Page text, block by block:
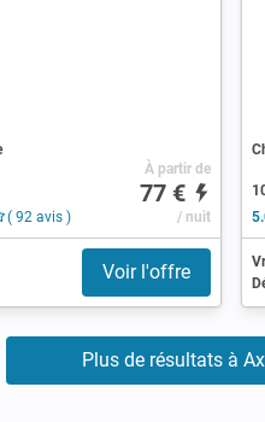
( 92 avis )
À partir de
77 €
/ nuit
Voir l'offre
Plus de résultats à